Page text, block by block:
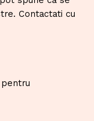
Contactati cu